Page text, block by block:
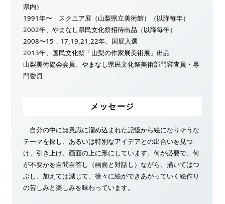
県内）
1991年〜 スクエア展（山梨県立美術館）（以降毎年）
2002年、やまなし県民文化祭招待出品（以降毎年）
2008〜15，17,19,21,22年、国展入選
2013年、国民文化祭「山梨の作家展美術展」出品
山梨美術協会会員、やまなし県民文化祭美術部門審査員・専
門委員
メッセージ
自分の中に無意識に溜め込まれた記憶から絵になりそうな
テーマを探し、あるいは特別なアイデアとの出合いを見つ
け、引き上げ、画面の上に形にしています。何が必要で、何
が不要かを自問自答し（画面と対話し）ながら、描いてはつ
ぶし、加えては減じて、徐々に絵ができあがっていく絵作り
の苦しみと楽しみを味わっています。